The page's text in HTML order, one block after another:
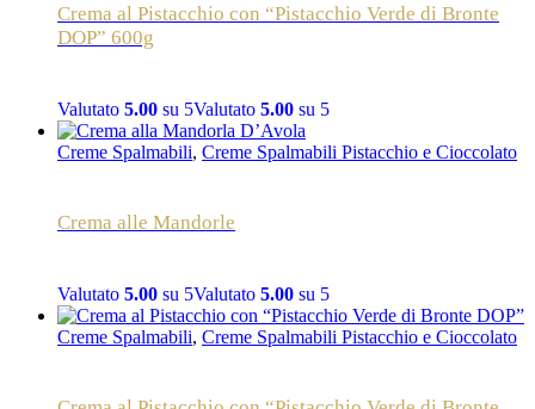
Crema al Pistacchio con “Pistacchio Verde di Bronte
DOP” 600g
Valutato 5.00 su 5Valutato 5.00 su 5
Creme Spalmabili, Creme Spalmabili Pistacchio e Cioccolato
Crema alle Mandorle
Valutato 5.00 su 5Valutato 5.00 su 5
Creme Spalmabili, Creme Spalmabili Pistacchio e Cioccolato